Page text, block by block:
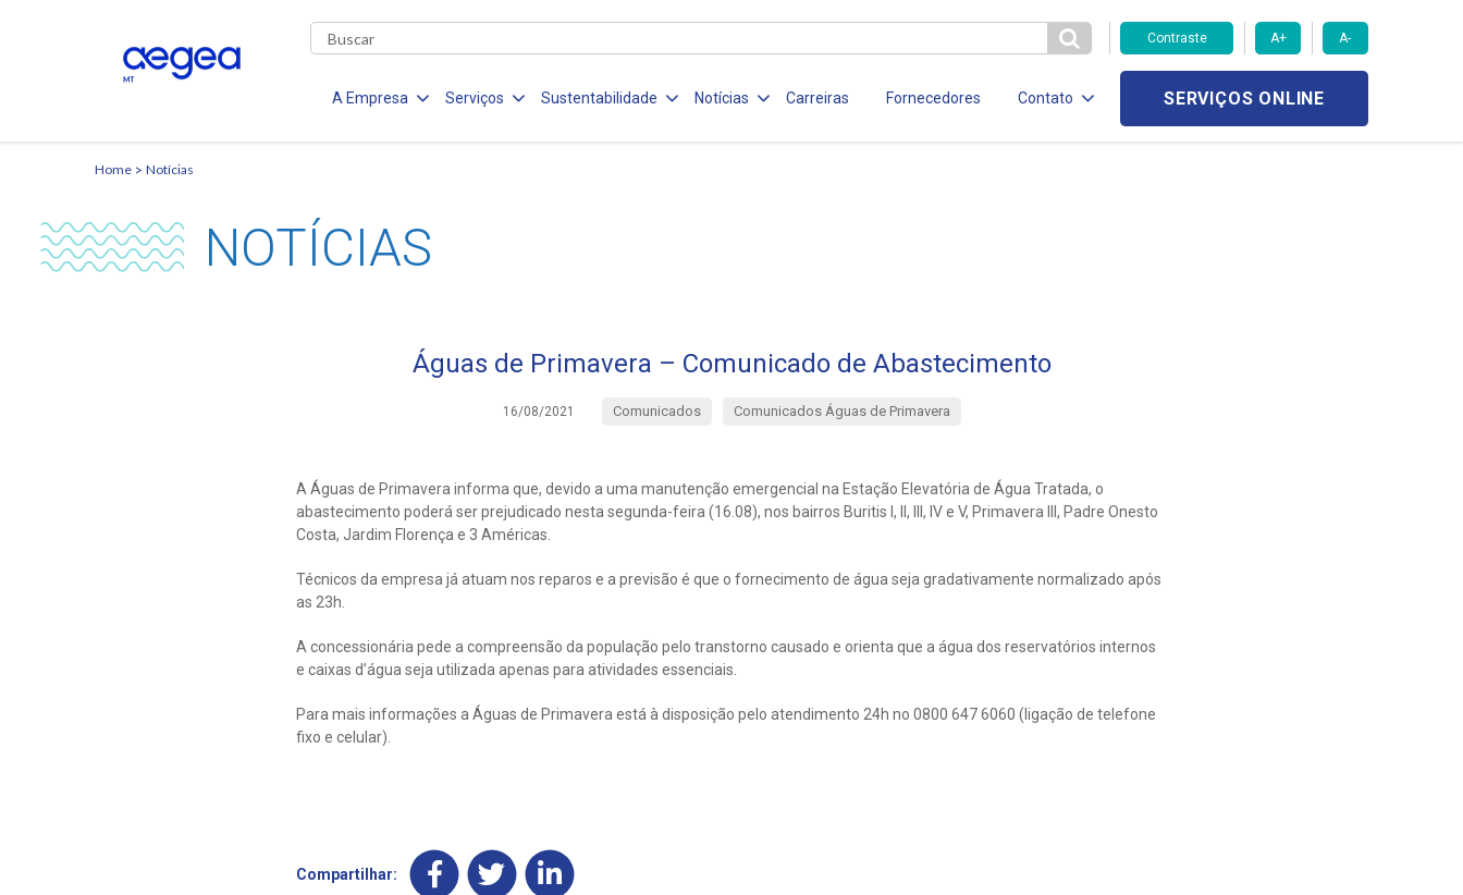
Contraste A+ A-
A Empresa Serviços Sustentabilidade Notícias Carreiras Fornecedores Contato SERVIÇOS ONLINE
Home Notícias
NOTÍCIAS
Águas de Primavera – Comunicado de Abastecimento
16/08/2021 Comunicados Comunicados Águas de Primavera
A Águas de Primavera informa que, devido a uma manutenção emergencial na Estação Elevatória de Água Tratada, o
abastecimento poderá ser prejudicado nesta segunda-feira (16.08), nos bairros Buritis I, II, III, IV e V, Primavera III, Padre Onesto
Costa, Jardim Florença e 3 Américas.
Técnicos da empresa já atuam nos reparos e a previsão é que o fornecimento de água seja gradativamente normalizado após
as 23h.
A concessionária pede a compreensão da população pelo transtorno causado e orienta que a água dos reservatórios internos
e caixas d’água seja utilizada apenas para atividades essenciais.
Para mais informações a Águas de Primavera está à disposição pelo atendimento 24h no 0800 647 6060 (ligação de telefone
fixo e celular).
Compartilhar: